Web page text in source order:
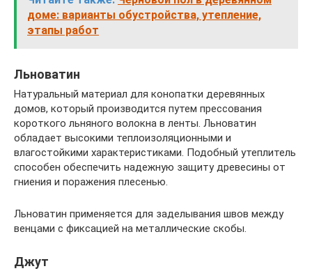
доме: варианты обустройства, утепление,
этапы работ
Льноватин
Натуральный материал для конопатки деревянных
домов, который производится путем прессования
короткого льняного волокна в ленты. Льноватин
обладает высокими теплоизоляционными и
влагостойкими характеристиками. Подобный утеплитель
способен обеспечить надежную защиту древесины от
гниения и поражения плесенью.
Льноватин применяется для заделывания швов между
венцами с фиксацией на металлические скобы.
Джут